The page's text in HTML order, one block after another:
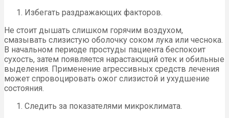
Избегать раздражающих факторов.
Не стоит дышать слишком горячим воздухом,
смазывать слизистую оболочку соком лука или чеснока.
В начальном периоде простуды пациента беспокоит
сухость, затем появляется нарастающий отек и обильные
выделения. Применение агрессивных средств лечения
может спровоцировать ожог слизистой и ухудшение
состояния.
Следить за показателями микроклимата.